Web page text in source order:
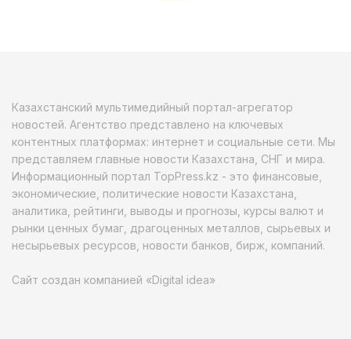
Казахстанский мультимедийный портал-агрегатор
новостей. Агентство представлено на ключевых
контентных платформах: интернет и социальные сети. Мы
представляем главные новости Казахстана, СНГ и мира.
Информационный портал TopPress.kz - это финансовые,
экономические, политические новости Казахстана,
аналитика, рейтинги, выводы и прогнозы, курсы валют и
рынки ценных бумаг, драгоценных металлов, сырьевых и
несырьевых ресурсов, новости банков, бирж, компаний.
Сайт создан компанией «Digital idea»